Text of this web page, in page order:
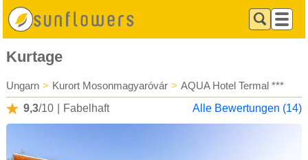
Kurtage
Ungarn > Kurort Mosonmagyaróvár > AQUA Hotel Termal ***
9,3/10 Fabelhaft Alle Bewertungen (14)